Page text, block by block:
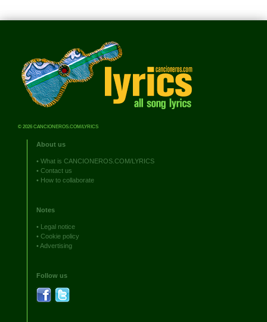
© 2026 CANCIONEROS.COM/LYRICS
About us
• What is CANCIONEROS.COM/LYRICS
• Contact us
• How to collaborate
Notes
•
Legal notice
• Cookie policy
•Advertising
Follow us